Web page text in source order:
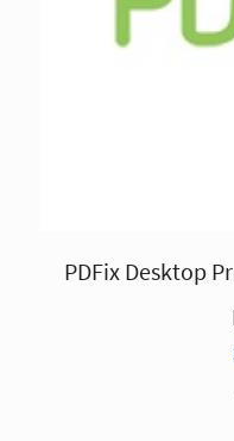
PDFix Desktop